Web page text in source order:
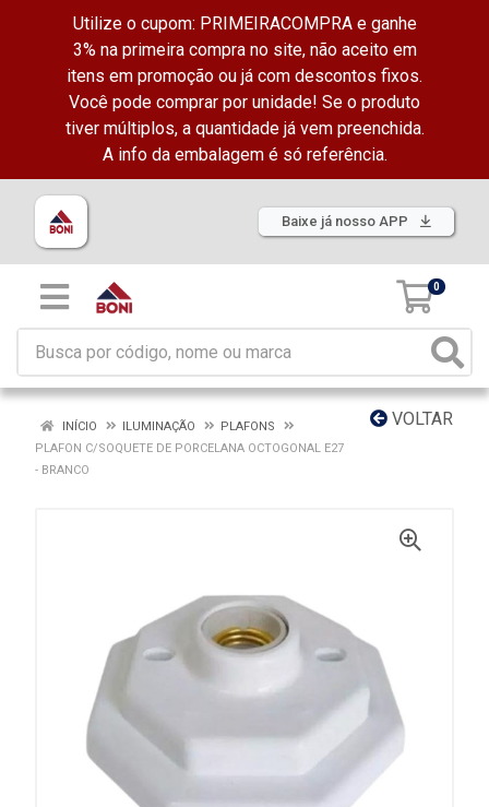
Utilize o cupom: PRIMEIRACOMPRA e ganhe
3% na primeira compra no site, não aceito em
itens em promoção ou já com descontos fixos.
Você pode comprar por unidade! Se o produto
tiver múltiplos, a quantidade já vem preenchida.
A info da embalagem é só referência.
Baixe já nosso APP
0
VOLTAR
INÍCIO ILUMINAÇÃO
PLAFONS
PLAFON C/SOQUETE DE PORCELANA OCTOGONAL E27
- BRANCO